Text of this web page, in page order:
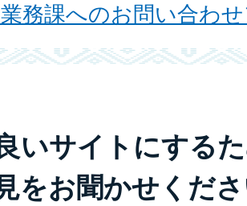
務課へのお問い合わ
いサイトにする
をお聞かせくだ